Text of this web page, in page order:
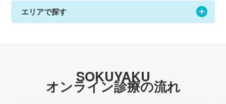
エリアで探す
SOKUYAKU
オンライン診療の流れ